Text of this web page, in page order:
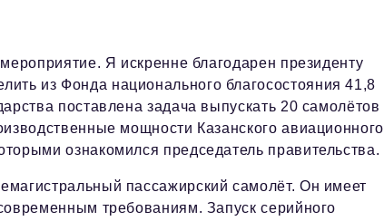
Я искренне благодарен президенту
из Фонда национального благосостояния 41,8
поставлена задача выпускать 20 самолётов
мощности Казанского авиационного
ознакомился председатель правительства.
пассажирский самолёт. Он имеет
требованиям. Запуск серийного